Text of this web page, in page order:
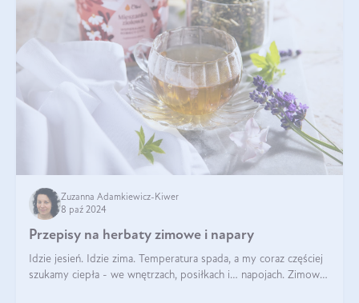
Zuzanna Adamkiewicz-Kiwer
8 paź 2024
Przepisy na herbaty zimowe i napary
Idzie jesień. Idzie zima. Temperatura spada, a my coraz częściej
szukamy ciepła - we wnętrzach, posiłkach i… napojach. Zimowe